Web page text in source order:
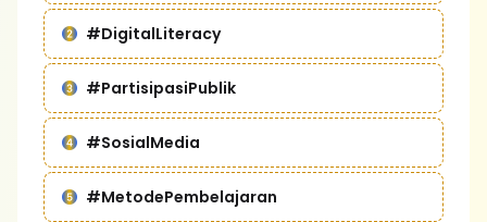
#DigitalLiteracy
#PartisipasiPublik
#SosialMedia
#MetodePembelajaran